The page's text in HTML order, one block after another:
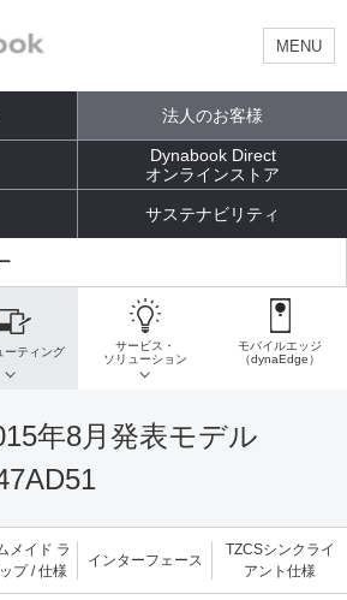
MENU
法人のお客様
Dynabook Direct
オンラインストア
サステナビリティ
ーティング
サービス・
ソリューション
モバイルエッジ
（dynaEdge）
年8月発表モデル
メイド ラ
プ / 仕様
インターフェース
TZCSシンクライ
アント仕様